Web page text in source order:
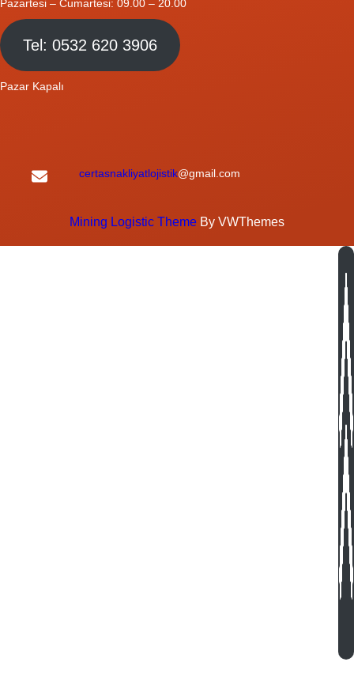
Pazartesi – Cumartesi: 09.00 – 20.00
Tel: 0532 620 3906
Pazar Kapalı
certasnakliyatlojistik@gmail.com
Mining Logistic Theme By VWThemes